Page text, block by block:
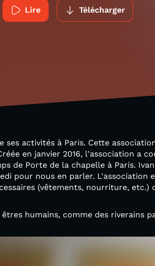
Lire Télécharger
ses activités à Paris. Cette
en janvier 2016, l'association a
de Porte de la chapelle à Paris.
pour nous en parler.
(vêtements, nourriture, etc.)
humains, comme des riverains